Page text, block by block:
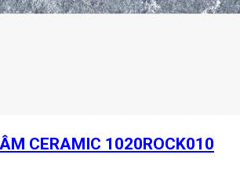
CERAMIC 1020ROCK010